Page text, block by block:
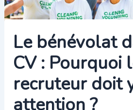
Le bénévolat
CV : Pourquoi
recruteur doit
attention ?